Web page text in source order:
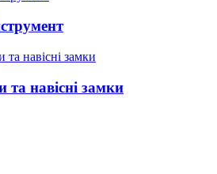
та навісні замки